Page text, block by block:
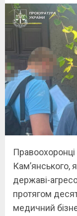
Кам’янського,
державі-
протягом
медичний